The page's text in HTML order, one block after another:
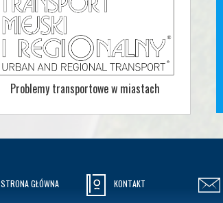
Problemy transportowe w miastach
STRONA GŁÓWNA KONTAKT